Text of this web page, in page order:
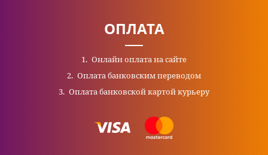
ОПЛАТА
Онлайн оплата на сайте
Оплата банковским переводом
Оплата банковской картой курьеру